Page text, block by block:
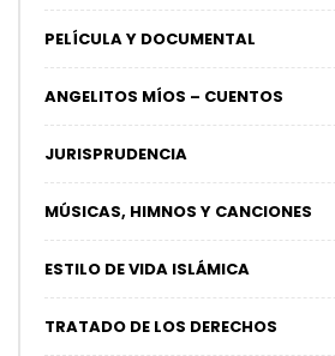
PELÍCULA Y DOCUMENTAL
ANGELITOS MÍOS – CUENTOS
JURISPRUDENCIA
MÚSICAS, HIMNOS Y CANCIONES
ESTILO DE VIDA ISLÁMICA
TRATADO DE LOS DERECHOS